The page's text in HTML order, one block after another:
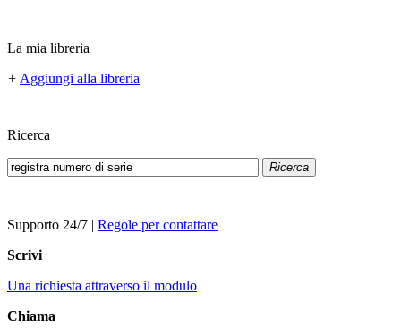
La mia libreria
+ Aggiungi alla libreria
Ricerca
Ricerca
Supporto 24/7 | Regole per contattare
Scrivi
Una richiesta attraverso il modulo
Chiama